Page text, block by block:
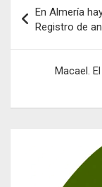
de
entradas
En Almería
Registro de
Macael.